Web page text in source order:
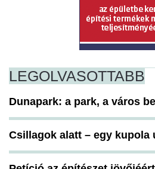
LEGOLVASOTTABB
Dunapark: a park, a város
Csillagok alatt – egy kupola